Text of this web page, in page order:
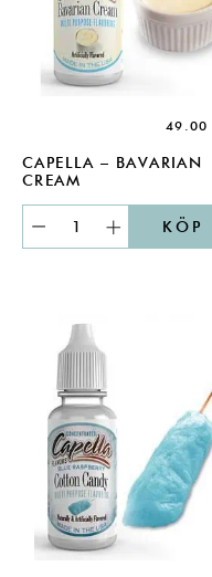
49.00
CAPELLA – BAVARIAN
CREAM
KÖP